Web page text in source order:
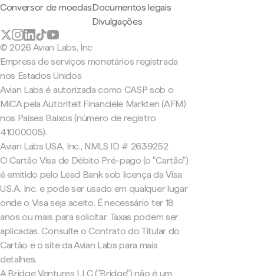
Conversor de moedasDocumentos legais
Divulgações
© 2026 Avian Labs, Inc
Empresa de serviços monetários registrada
nos Estados Unidos
Avian Labs é autorizada como CASP sob o
MiCA pela Autoriteit Financiële Markten (AFM)
nos Países Baixos (número de registro
41000005).
Avian Labs USA, Inc., NMLS ID # 2639252
O Cartão Visa de Débito Pré-pago (o "Cartão")
é emitido pelo Lead Bank sob licença da Visa
U.S.A. Inc. e pode ser usado em qualquer lugar
onde o Visa seja aceito. É necessário ter 18
anos ou mais para solicitar. Taxas podem ser
aplicadas. Consulte o Contrato do Titular do
Cartão e o site da Avian Labs para mais
detalhes.
A Bridge Ventures LLC ("Bridge") não é um